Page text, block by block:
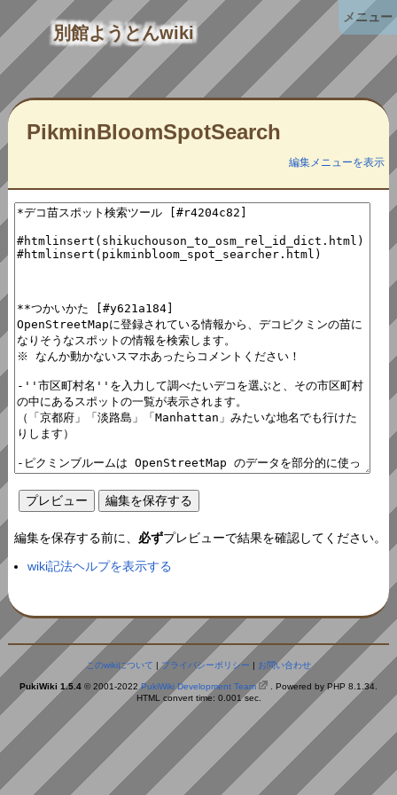
別館ようとんwiki
PikminBloomSpotSearch
編集メニューを表示
編集を保存する前に、 必ずプレビューで結果を確認してください。
wiki記法ヘルプを表示する
このwikiについて | プライバシーポリシー | お問い合わせ
PukiWiki 1.5.4 © 2001-2022PukiWiki Development Team
. Powered by PHP 8.1.34.
HTML convert time: 0.001 sec.
メニュー